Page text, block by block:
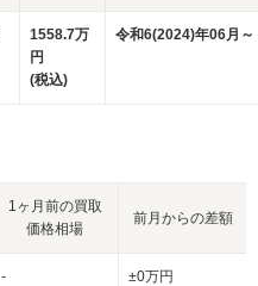
1558.7万
円
(税込)
令和6(2024)年06月～
1ヶ月前の買取
価格相場
前月からの差額
- ±0万円